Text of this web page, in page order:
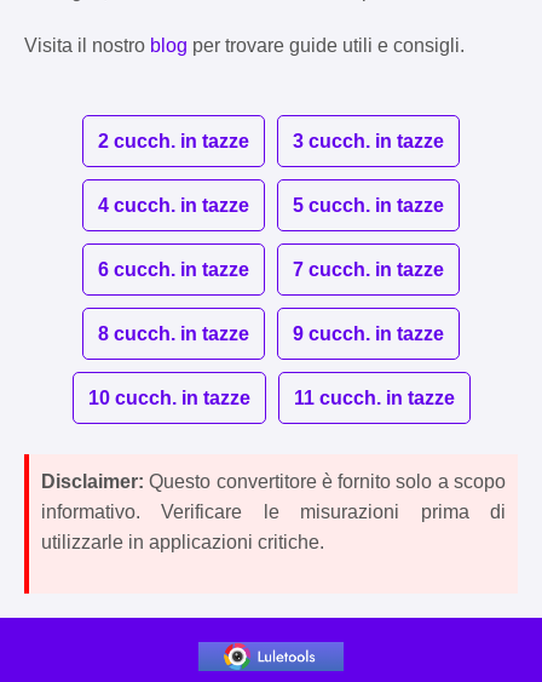
Visita il nostro blog per trovare guide utili e consigli.
2 cucch. in tazze 3 cucch. in tazze
4 cucch. in tazze 5 cucch. in tazze
6 cucch. in tazze 7 cucch. in tazze
8 cucch. in tazze 9 cucch. in tazze
10 cucch. in tazze 11 cucch. in tazze
Disclaimer: Questo convertitore è fornito solo a scopo
informativo. Verificare le misurazioni prima di
utilizzarle in applicazioni critiche.